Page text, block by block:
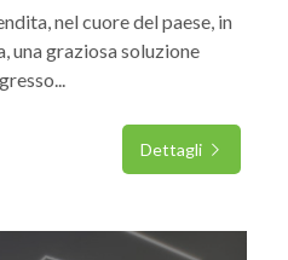
nel cuore del paese, in
una graziosa soluzione
Dettagli